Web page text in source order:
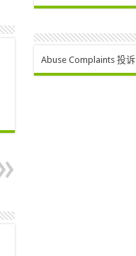
Abuse Complaints 投诉